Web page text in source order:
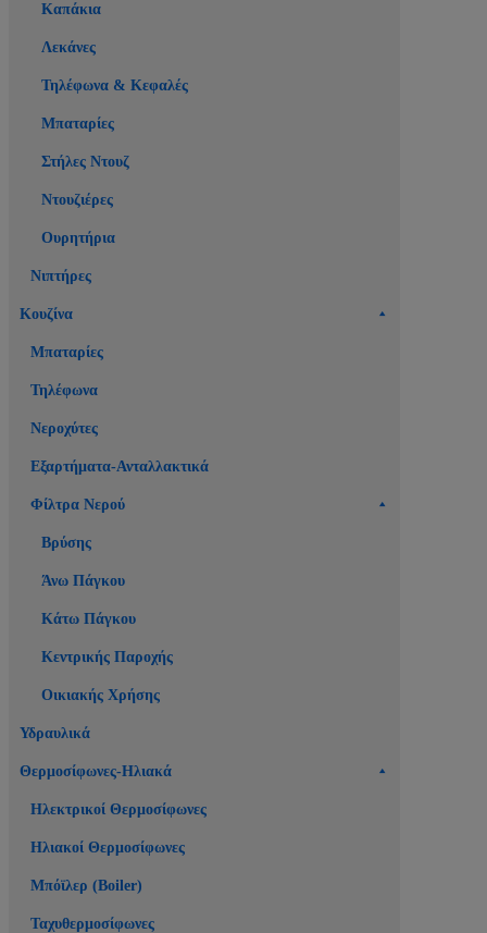
Καπάκια
Λεκάνες
Τηλέφωνα & Κεφαλές
Μπαταρίες
Στήλες Ντουζ
Ντουζιέρες
Ουρητήρια
Νιπτήρες
Κουζίνα
Μπαταρίες
Τηλέφωνα
Νεροχύτες
Εξαρτήματα-Ανταλλακτικά
Φίλτρα Νερού
Βρύσης
Άνω Πάγκου
Κάτω Πάγκου
Κεντρικής Παροχής
Οικιακής Χρήσης
Υδραυλικά
Θερμοσίφωνες-Ηλιακά
Ηλεκτρικοί Θερμοσίφωνες
Ηλιακοί Θερμοσίφωνες
Μπόϊλερ (Boiler)
Ταχυθερμοσίφωνες